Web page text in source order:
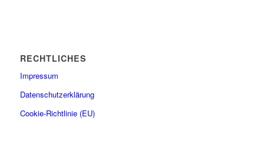
RECHTLICHES
Impressum
Datenschutzerklärung
Cookie-Richtlinie (EU)